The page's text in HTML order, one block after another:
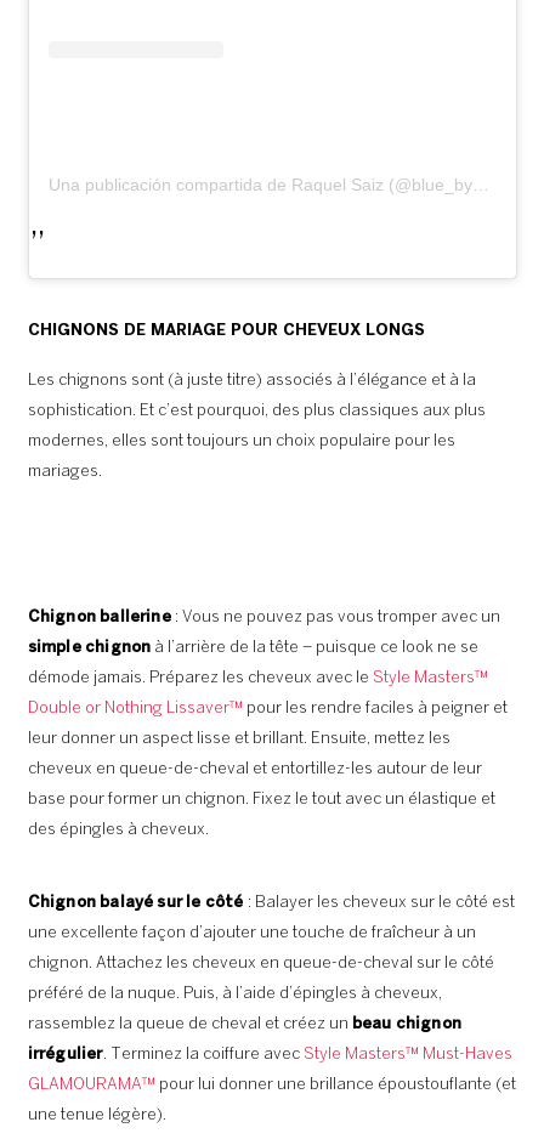
Una publicación compartida de Raquel Saiz (@blue_by_raquelsaiz)
CHIGNONS DE MARIAGE POUR CHEVEUX LONGS
Les chignons sont (à juste titre) associés à l’élégance et à la
sophistication. Et c’est pourquoi, des plus classiques aux plus
modernes, elles sont toujours un choix populaire pour les
mariages.
Chignon ballerine: Vous ne pouvez pas vous tromper avec un
simple chignon à l’arrière de la tête – puisque ce look ne se
démode jamais. Préparez les cheveux avec le Style Masters™
Double or Nothing Lissaver™ pour les rendre faciles à peigner et
leur donner un aspect lisse et brillant. Ensuite, mettez les
cheveux en queue-de-cheval et entortillez-les autour de leur
base pour former un chignon. Fixez le tout avec un élastique et
des épingles à cheveux.
Chignon balayé sur le côté : Balayer les cheveux sur le côté est
une excellente façon d’ajouter une touche de fraîcheur à un
chignon. Attachez les cheveux en queue-de-cheval sur le côté
préféré de la nuque. Puis, à l’aide d’épingles à cheveux,
rassemblez la queue de cheval et créez un beau chignon
irrégulier. Terminez la coiffure avec Style Masters™ Must-Haves
GLAMOURAMA™ pour lui donner une brillance époustouflante (et
une tenue légère).